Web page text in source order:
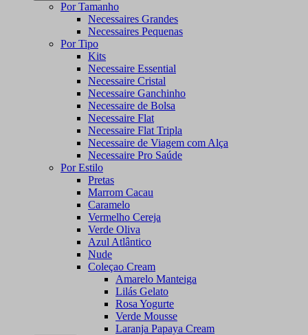
Por Tamanho
Necessaires Grandes
Necessaires Pequenas
Por Tipo
Kits
Necessaire Essential
Necessaire Cristal
Necessaire Ganchinho
Necessaire de Bolsa
Necessaire Flat
Necessaire Flat Tripla
Necessaire de Viagem com Alça
Necessaire Pro Saúde
Por Estilo
Pretas
Marrom Cacau
Caramelo
Vermelho Cereja
Verde Oliva
Azul Atlântico
Nude
Coleçao Cream
Amarelo Manteiga
Lilás Gelato
Rosa Yogurte
Verde Mousse
Laranja Papaya Cream